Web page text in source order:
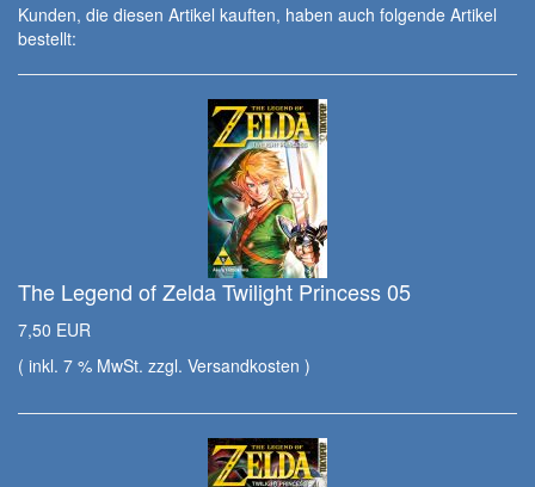
Kunden, die diesen Artikel kauften, haben auch folgende Artikel
bestellt:
The Legend of Zelda Twilight Princess 05
7,50 EUR
( inkl. 7 % MwSt. zzgl. Versandkosten )